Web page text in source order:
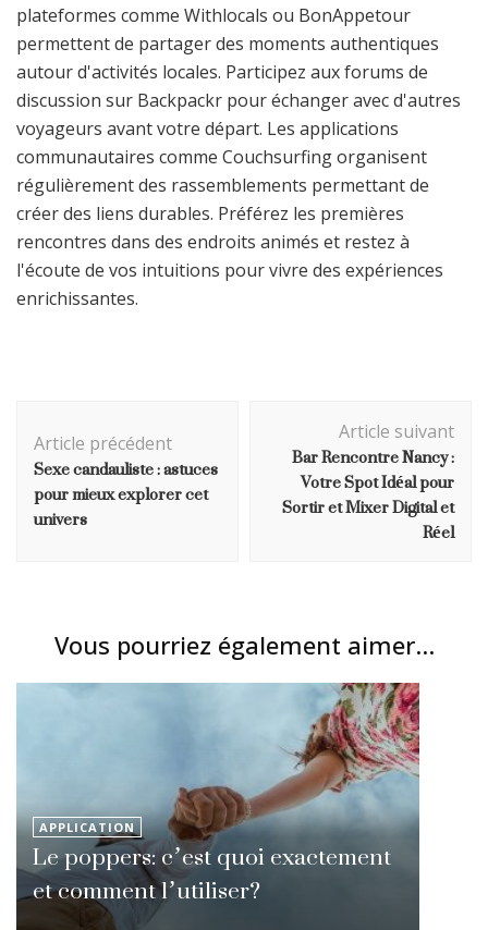
plateformes comme Withlocals ou BonAppetour
permettent de partager des moments authentiques
autour d'activités locales. Participez aux forums de
discussion sur Backpackr pour échanger avec d'autres
voyageurs avant votre départ. Les applications
communautaires comme Couchsurfing organisent
régulièrement des rassemblements permettant de
créer des liens durables. Préférez les premières
rencontres dans des endroits animés et restez à
l'écoute de vos intuitions pour vivre des expériences
enrichissantes.
d'article
Article précédent
Sexe candauliste : astuces
pour mieux explorer cet
univers
Article suivant
Bar Rencontre Nancy :
Votre Spot Idéal pour
Sortir et Mixer Digital et
Réel
Vous pourriez également aimer...
APPLICATION
Le poppers: c’est quoi exactement
et comment l’utiliser?